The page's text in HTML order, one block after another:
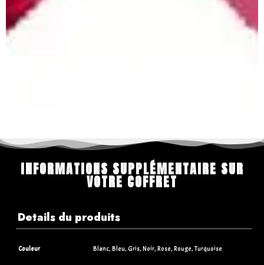
INFORMATIONS SUPPLÉMENTAIRE SUR
VOTRE COFFRET
Details du produits
Couleur Blanc, Bleu, Gris, Noir, Rose, Rouge, Turquoise